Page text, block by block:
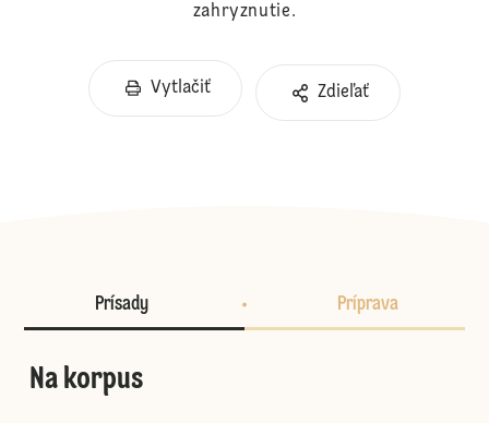
zahryznutie.
Vytlačiť Zdieľať
Prísady Príprava
Na korpus